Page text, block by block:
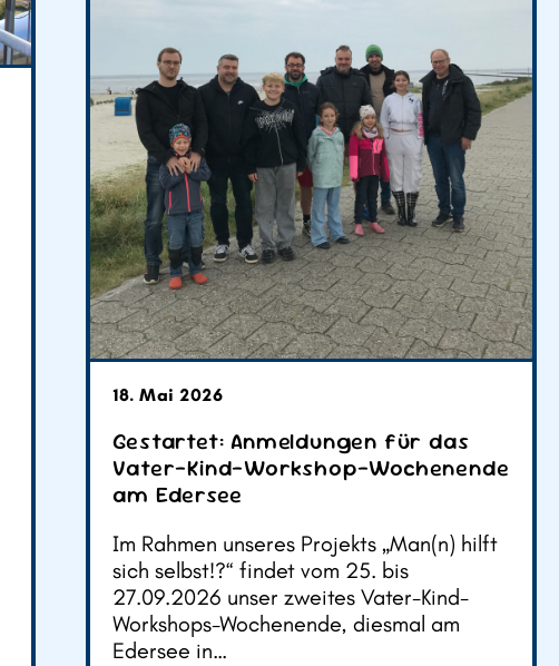
18. Mai 2026
Gestartet: Anmeldungen für das
Vater-Kind-Workshop-Wochenende
am Edersee
Im Rahmen unseres Projekts „Man(n) hilft
sich selbst!?“ findet vom 25. bis
27.09.2026 unser zweites Vater-Kind-
Workshops-Wochenende, diesmal am
Edersee in…